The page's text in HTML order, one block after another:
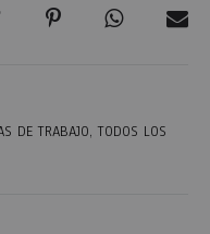
DE TRABAJO,TODOS LOS